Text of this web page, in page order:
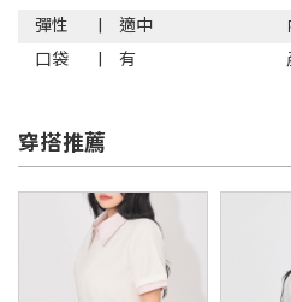
彈性
適中
口袋
有
穿搭推薦